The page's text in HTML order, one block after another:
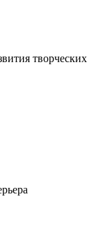
творческих